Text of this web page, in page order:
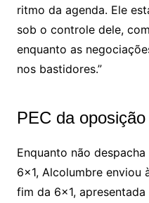
ritmo da agenda. Ele
sob o controle dele,
enquanto as
nos bastidores.”
PEC da
Enquanto não
6×1, Alcolumbre enviou
fim da 6×1,